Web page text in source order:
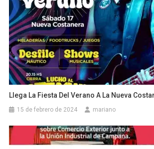
Llega La Fiesta Del Verano A La Nueva
15 de febrero de 2024 mariano